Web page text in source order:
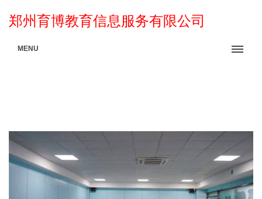
郑州育博教育信息服务有限公司
MENU